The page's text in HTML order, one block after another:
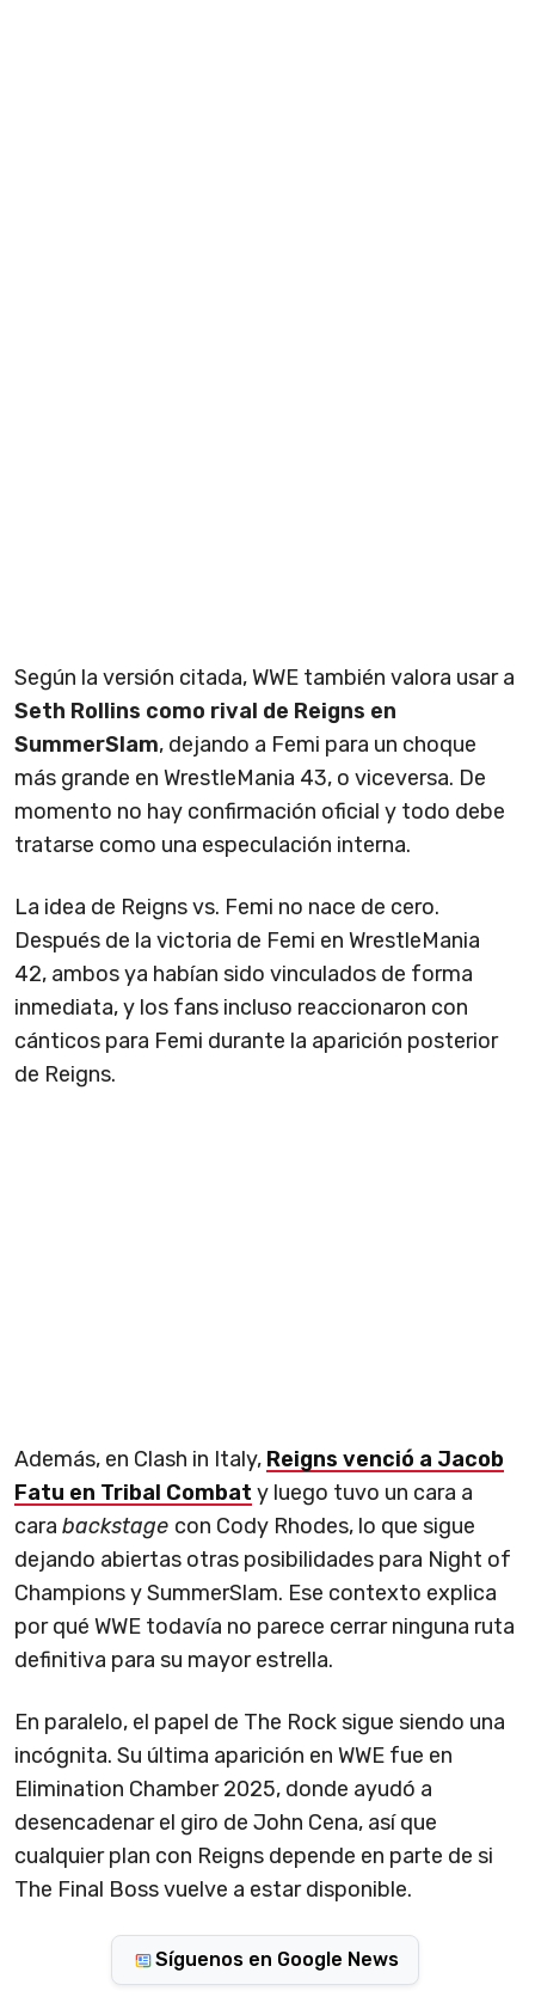
Según la versión citada, WWE también valora usar a
Seth Rollins como rival de Reigns en
SummerSlam, dejando a Femi para un choque
más grande en WrestleMania 43, o viceversa. De
momento no hay confirmación oficial y todo debe
tratarse como una especulación interna.
La idea de Reigns vs. Femi no nace de cero.
Después de la victoria de Femi en WrestleMania
42, ambos ya habían sido vinculados de forma
inmediata, y los fans incluso reaccionaron con
cánticos para Femi durante la aparición posterior
de Reigns.
Además, en Clash in Italy, Reigns venció a Jacob
Fatu en Tribal Combat y luego tuvo un cara a
cara backstage con Cody Rhodes, lo que sigue
dejando abiertas otras posibilidades para Night of
Champions y SummerSlam. Ese contexto explica
por qué WWE todavía no parece cerrar ninguna ruta
definitiva para su mayor estrella.
En paralelo, el papel de The Rock sigue siendo una
incógnita. Su última aparición en WWE fue en
Elimination Chamber 2025, donde ayudó a
desencadenar el giro de John Cena, así que
cualquier plan con Reigns depende en parte de si
The Final Boss vuelve a estar disponible.
Síguenos en Google News